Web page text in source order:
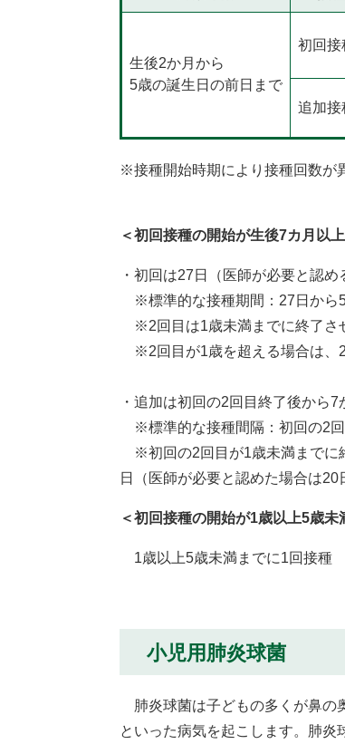
生後2か月から
5歳の誕生日の前日まで
初回接
追加接
※接種開始時期により接種回数が
＜初回接種の開始が生後7カ月以
・初回は27日（医師が必要と認
※標準的な接種期間：27日から
※2回目は1歳未満までに終了さ
※2回目が1歳を超える場合は、2
・追加は初回の2回目終了後から7
※標準的な接種間隔：初回の2
※初回の2回目が1歳未満までに
日（医師が必要と認めた場合は
＜初回接種の開始が1歳以上5歳未
1歳以上5歳未満までに1回接種
小児用肺炎球菌
肺炎球菌は子どもの多くが鼻の
といった病気を起こします。肺炎